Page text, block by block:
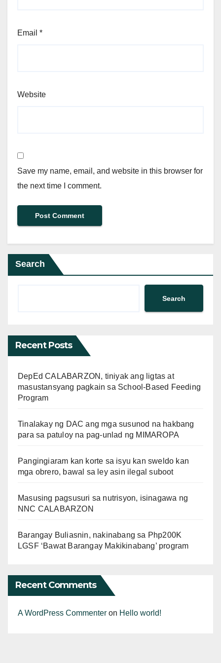
Email *
Website
Save my name, email, and website in this browser for
the next time I comment.
Search
Search
Recent Posts
DepEd CALABARZON, tiniyak ang ligtas at
masustansyang pagkain sa School-Based Feeding
Program
Tinalakay ng DAC ang mga susunod na hakbang
para sa patuloy na pag-unlad ng MIMAROPA
Pangingiaram kan korte sa isyu kan sweldo kan
mga obrero, bawal sa ley asin ilegal suboot
Masusing pagsusuri sa nutrisyon, isinagawa ng
NNC CALABARZON
Barangay Buliasnin, nakinabang sa Php200K
LGSF ‘Bawat Barangay Makikinabang’ program
Recent Comments
A WordPress Commenter on Hello world!